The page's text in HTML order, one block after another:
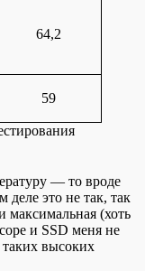
64,2
59
— то вроде
это не так, так
(хоть
и SSD меня не
высоких